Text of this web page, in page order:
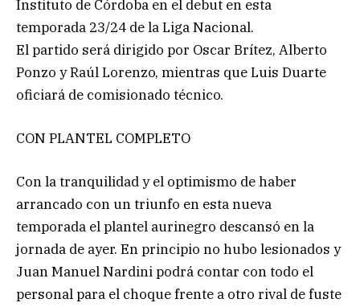
Instituto de Córdoba en el debut en esta
temporada 23/24 de la Liga Nacional.
El partido será dirigido por Oscar Brítez, Alberto
Ponzo y Raúl Lorenzo, mientras que Luis Duarte
oficiará de comisionado técnico.
CON PLANTEL COMPLETO
Con la tranquilidad y el optimismo de haber
arrancado con un triunfo en esta nueva
temporada el plantel aurinegro descansó en la
jornada de ayer. En principio no hubo lesionados y
Juan Manuel Nardini podrá contar con todo el
personal para el choque frente a otro rival de fuste